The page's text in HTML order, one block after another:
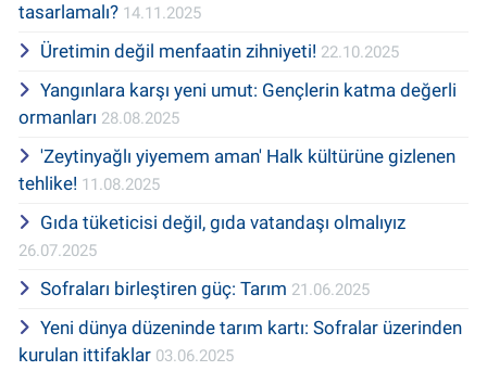
tasarlamalı? 14.11.2025
Üretimin değil menfaatin zihniyeti! 22.10.2025
Yangınlara karşı yeni umut: Gençlerin katma değerli
ormanları 28.08.2025
'Zeytinyağlı yiyemem aman' Halk kültürüne gizlenen
tehlike! 11.08.2025
Gıda tüketicisi değil, gıda vatandaşı olmalıyız
26.07.2025
Sofraları birleştiren güç: Tarım 21.06.2025
Yeni dünya düzeninde tarım kartı: Sofralar üzerinden
kurulan ittifaklar 03.06.2025